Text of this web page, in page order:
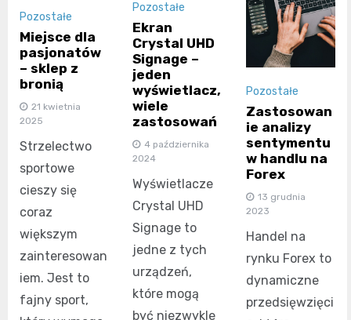
Pozostałe
Miejsce dla
pasjonatów
– sklep z
bronią
21 kwietnia
2025
Strzelectwo
sportowe
cieszy się
coraz
większym
zainteresowan
iem. Jest to
fajny sport,
Pozostałe
Ekran
Crystal UHD
Signage –
jeden
wyświetlacz,
wiele
zastosowań
4 października
2024
Wyświetlacze
Crystal UHD
Signage to
jedne z tych
urządzeń,
które mogą
być niezwykle
Pozostałe
Zastosowan
ie analizy
sentymentu
w handlu na
Forex
13 grudnia
2023
Handel na
rynku Forex to
dynamiczne
przedsięwzięci